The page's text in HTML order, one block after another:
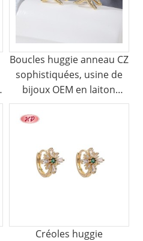
Boucles huggie anneau CZ
sophistiquées, usine de
bijoux OEM en laiton
plaqué or 18 carats
Créoles huggie